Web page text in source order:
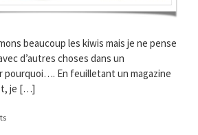
beaucoup les kiwis mais je ne pense
d’autres choses dans un
En feuilletant un magazine
je […]